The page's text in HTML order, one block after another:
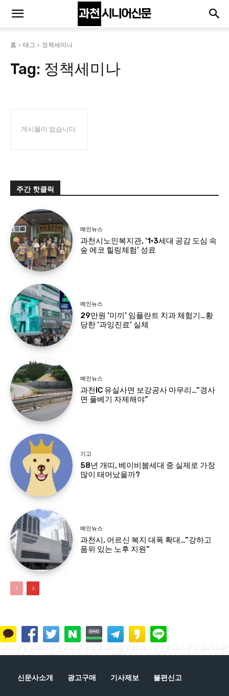
홈 태그 정책세미나
Tag: 정책세미나
게시물이 없습니다.
주간 핫클릭
메인뉴스
과천시노인복지관, ‘1·3세대 공감 도심 속
숲 에코 힐링체험’ 성료
메인뉴스
29만원 ‘미끼’ 임플란트 치과 체험기…황
당한 ‘과잉진료’ 실체
메인뉴스
과천IC 유실사면 보강공사 마무리…”경사
면 풀베기 자제해야”
기고
58년 개띠, 베이비붐세대 중 실제로 가장
많이 태어났을까?
메인뉴스
과천시, 어르신 복지 대폭 확대…”강하고
품위 있는 노후 지원”
신문사소개 광고구매 기사제보 불편신고